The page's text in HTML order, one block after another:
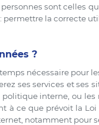
sont
la correcte
?
nécessaire pour
ses services et
interne, ou
à ce que prévoit la
notamment